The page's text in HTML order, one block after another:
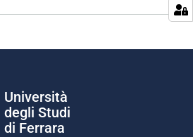
Università
degli Studi
di Ferrara